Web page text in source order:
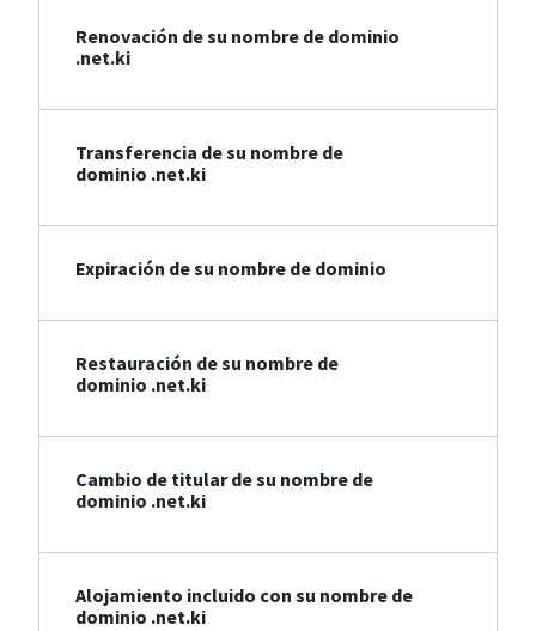
Renovación de su nombre de dominio
.net.ki
Transferencia de su nombre de
dominio .net.ki
Expiración de su nombre de dominio
Restauración de su nombre de
dominio .net.ki
Cambio de titular de su nombre de
dominio .net.ki
Alojamiento incluido con su nombre de
dominio .net.ki